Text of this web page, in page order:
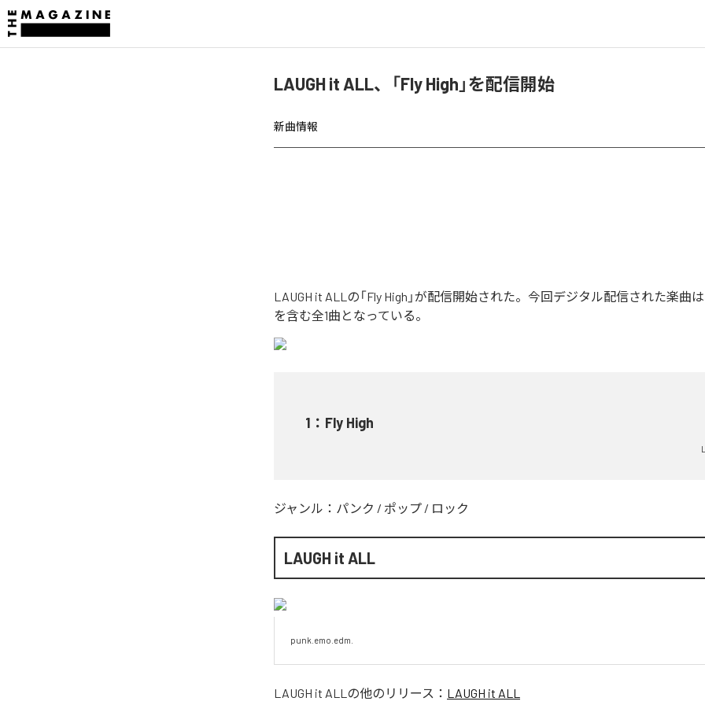
LAUGH it ALL、「Fly High」を配信開始
新曲情報
LAUGH it ALLの「Fly High」が配信開始された。今回デジタル配信された楽曲は
を含む全1曲となっている。
1 ： Fly High
ジャンル： パンク / ポップ / ロック
LAUGH it ALL
punk.emo.edm.
LAUGH it ALL の他のリリース： LAUGH it ALL